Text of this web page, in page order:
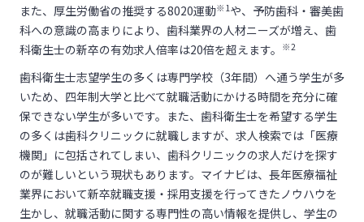
また、厚生労働省の推奨する8020運動※1 や、予防歯科・審美歯
科への意識の高まりにより、歯科業界の人材ニーズが増え、歯
科衛生士の新卒の有効求人倍率は20倍を超えます。
※2
歯科衛生士志望学生の多くは専門学校（3年間）へ通う学生が多
いため、四年制大学と比べて就職活動にかける時間を充分に確
保できない学生が多いです。また、歯科衛生士を希望する学生
の多くは歯科クリニックに就職しますが、求人検索では「医療
機関」に包括されてしまい、歯科クリニックの求人だけを探す
のが難しいという現状もあります。マイナビは、長年医療福祉
業界において新卒就職支援・採用支援を行ってきたノウハウを
生かし、就職活動に関する専門性の高い情報を提供し、学生の